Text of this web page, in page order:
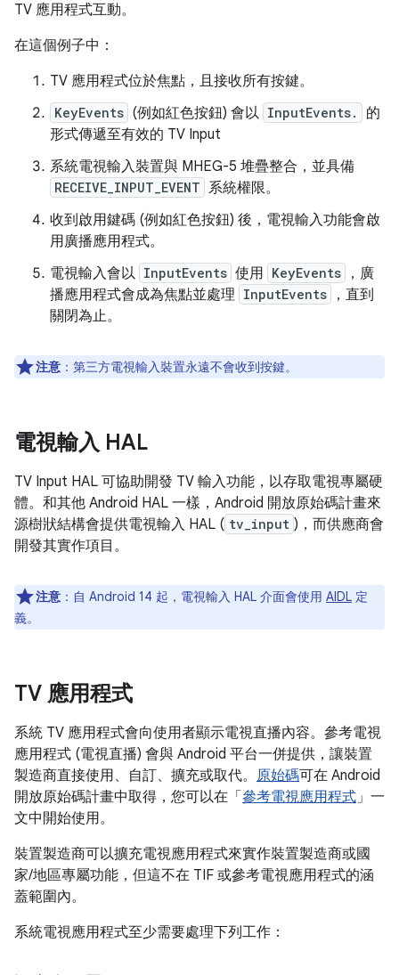
TV 應用程式互動。
在這個例子中：
TV 應用程式位於焦點，且接收所有按鍵。
KeyEvents (例如紅色按鈕) 會以 InputEvents.
的
形式傳遞至有效的 TV Input
系統電視輸入裝置與 MHEG-5 堆疊整合，並具備
RECEIVE_INPUT_EVENT 系統權限。
收到啟用鍵碼 (例如紅色按鈕) 後，電視輸入功能會啟
用廣播應用程式。
電視輸入會以 InputEvents 使用 KeyEvents
，廣
播應用程式會成為焦點並處理 InputEvents
，直到
關閉為止。
注意 ：第三方電視輸入裝置永遠不會收到按鍵。
電視輸入 HAL
TV Input HAL 可協助開發 TV 輸入功能，以存取電視專屬硬
體。和其他 Android HAL 一樣，Android 開放原始碼計畫來
源樹狀結構會提供電視輸入 HAL ( tv_input )，而供應商會
開發其實作項目。
注意 ：自 Android 14 起，電視輸入 HAL 介面會使用 AIDL 定
義。
TV 應用程式
系統 TV 應用程式會向使用者顯示電視直播內容。參考電視
應用程式 (電視直播) 會與 Android 平台一併提供，讓裝置
製造商直接使用、自訂、擴充或取代。 原始碼可在 Android
開放原始碼計畫中取得，您可以在「 參考電視應用程式」一
文中開始使用。
裝置製造商可以擴充電視應用程式來實作裝置製造商或國
家/地區專屬功能，但這不在 TIF 或參考電視應用程式的涵
蓋範圍內。
系統電視應用程式至少需要處理下列工作：